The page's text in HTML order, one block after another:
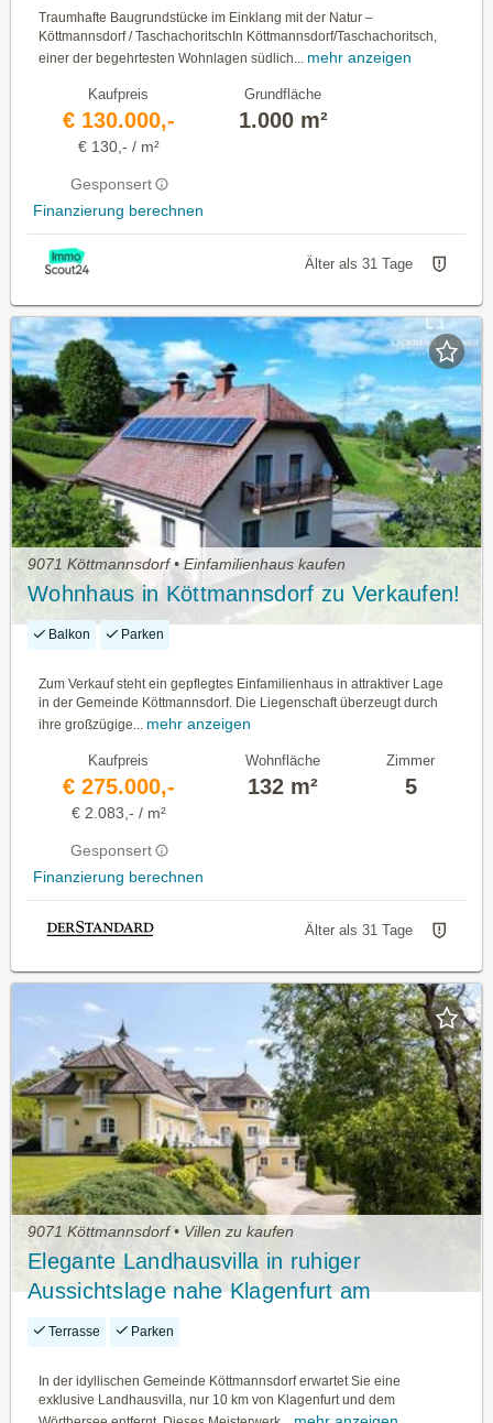
Traumhafte Baugrundstücke im Einklang mit der Natur –
Köttmannsdorf / TaschachoritschIn Köttmannsdorf/Taschachoritsch,
einer der begehrtesten Wohnlagen südlich...
mehr anzeigen
Kaufpreis
€ 130.000,-
€ 130,- / m²
Gesponsert
Finanzierung berechnen
Grundfläche
1.000 m²
Älter als 31 Tage
9071 Köttmannsdorf • Einfamilienhaus kaufen
Wohnhaus in Köttmannsdorf zu Verkaufen!
Balkon Parken
Zum Verkauf steht ein gepflegtes Einfamilienhaus in attraktiver Lage
in der Gemeinde Köttmannsdorf. Die Liegenschaft überzeugt durch
ihre großzügige... mehr anzeigen
Kaufpreis
€ 275.000,-
€ 2.083,- / m²
Gesponsert
Finanzierung berechnen
Wohnfläche
132 m²
Zimmer
5
Älter als 31 Tage
9071 Köttmannsdorf • Villen zu kaufen
Elegante Landhausvilla in ruhiger
Aussichtslage nahe Klagenfurt am
Wörthersee
Terrasse Parken
In der idyllischen Gemeinde Köttmannsdorf erwartet Sie eine
exklusive Landhausvilla, nur 10 km von Klagenfurt und dem